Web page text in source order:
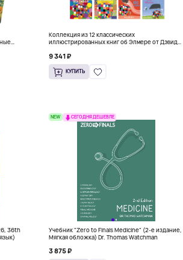
Коллекция из 12 классических
иллюстрированных книг об Элмере от Дэвида
9 341 ₽
КУПИТЬ
36th
NEW СЕГОДНЯ ДЕШЕВЛЕ
Учебник "Zero to Finals Medicine" (2-е издание,
Мягкая обложка) Dr. Thomas Watchman
3 875 ₽